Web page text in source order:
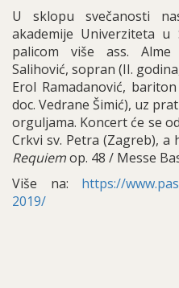
U sklopu svečanosti
akademije Univerziteta u
palicom više ass.
Salihović, sopran (II.
Erol Ramadanović,
doc. Vedrane Šimić), uz
orguljama. Koncert će se
Crkvi sv. Petra (Zagreb), a
Requiemop. 48 / Messe
Više na: https://
2019/